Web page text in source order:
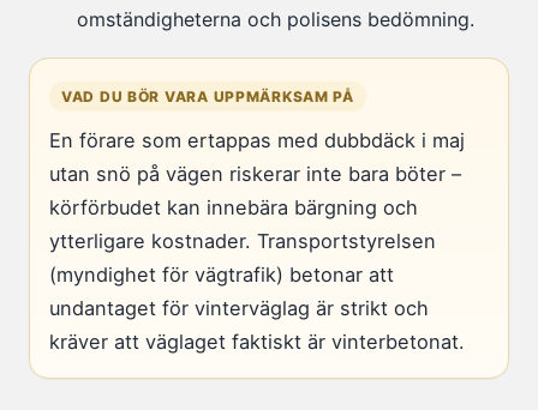
omständigheterna och polisens bedömning.
VAD DU BÖR VARA UPPMÄRKSAM PÅ
En förare som ertappas med dubbdäck i maj
utan snö på vägen riskerar inte bara böter –
körförbudet kan innebära bärgning och
ytterligare kostnader. Transportstyrelsen
(myndighet för vägtrafik) betonar att
undantaget för vinterväglag är strikt och
kräver att väglaget faktiskt är vinterbetonat.